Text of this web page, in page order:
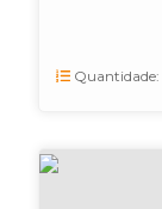
Quantidade: